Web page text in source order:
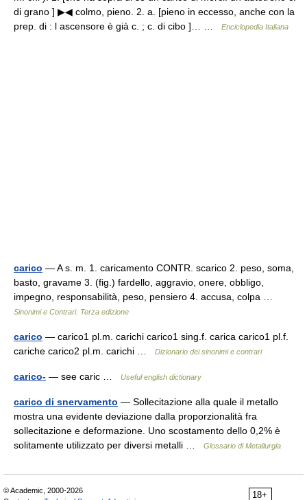
di grano ] ▶◀ colmo, pieno. 2. a. [pieno in eccesso, anche con la
prep. di : l ascensore è già c. ; c. di cibo ]… …
Enciclopedia Italiana
carico — A s. m. 1. caricamento CONTR. scarico 2. peso, soma,
basto, gravame 3. (fig.) fardello, aggravio, onere, obbligo,
impegno, responsabilità, peso, pensiero 4. accusa, colpa …
Sinonimi e Contrari. Terza edizione
carico — carico1 pl.m. carichi carico1 sing.f. carica carico1 pl.f.
cariche carico2 pl.m. carichi …
Dizionario dei sinonimi e contrari
carico- — see caric … Useful english dictionary
carico di snervamento — Sollecitazione alla quale il metallo
mostra una evidente deviazione dalla proporzionalità fra
sollecitazione e deformazione. Uno scostamento dello 0,2% è
solitamente utilizzato per diversi metalli …
Glossario di Metallurgia
18+
© Academic, 2000-2026